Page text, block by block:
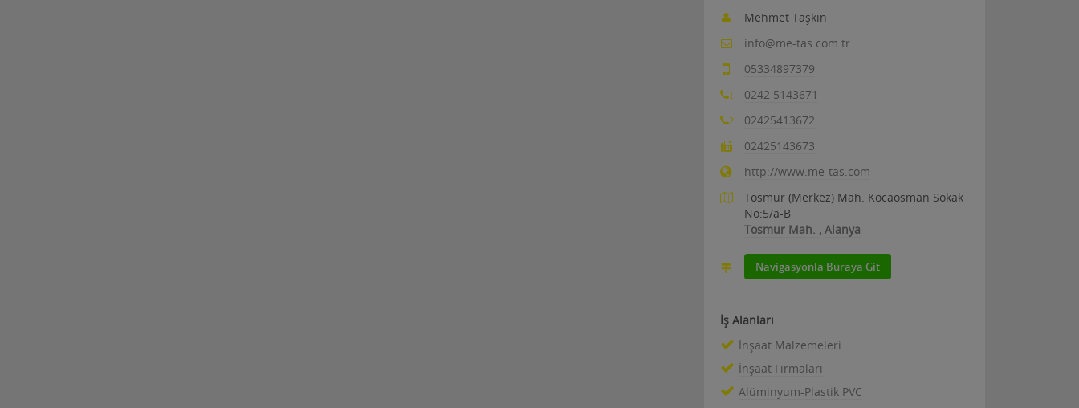
Mehmet Taşkın
info@me-tas.com.tr
05334897379
1 0242 5143671
2
02425413672
02425143673
http://www.me-tas.com
Tosmur (Merkez) Mah. Kocaosman Sokak
No:5/a-B
Tosmur Mah. , Alanya
Navigasyonla Buraya Git
İş Alanları
İnşaat Malzemeleri
İnşaat Firmaları
Alüminyum-Plastik PVC